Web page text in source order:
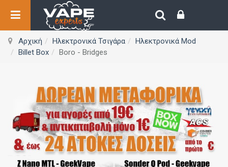
Αρχική Ηλεκτρονικά Τσιγάρα
Ηλεκτρονικά Mod
Billet Box
Boro - Bridges